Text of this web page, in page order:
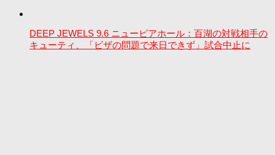
DEEP JEWELS 9.6 ニューピアホール：百湖の対戦相手の
キューティ、「ビザの問題で来日できず」試合中止に